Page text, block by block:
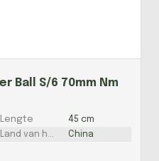
Ball S/6 70mm Nm
Lengte
45 cm
Land van herkomst
China